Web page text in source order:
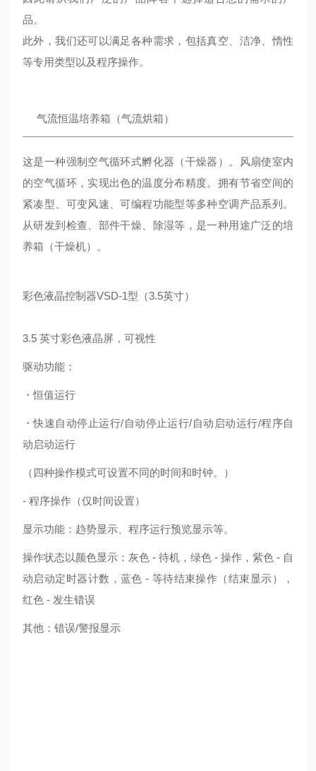
品。
此外，我们还可以满足各种需求，包括真空、洁净、惰性
等专用类型以及程序操作。
气流恒温培养箱（气流烘箱）
这是一种强制空气循环式孵化器（干燥器）。风扇使室内
的空气循环，实现出色的温度分布精度。拥有节省空间的
紧凑型、可变风速、可编程功能型等多种空调产品系列。
从研发到检查、部件干燥、除湿等，是一种用途广泛的培
养箱（干燥机）。
彩色液晶控制器VSD-1型（3.5英寸）
3.5 英寸彩色液晶屏，可视性
驱动功能：
・恒值运行
・快速自动停止运行/自动停止运行/自动启动运行/程序自
动启动运行
（四种操作模式可设置不同的时间和时钟。）
- 程序操作（仅时间设置）
显示功能：趋势显示、程序运行预览显示等。
操作状态以颜色显示：灰色 - 待机，绿色 - 操作，紫色 - 自
动启动定时器计数，蓝色 - 等待结束操作（结束显示），
红色 - 发生错误
其他：错误/警报显示